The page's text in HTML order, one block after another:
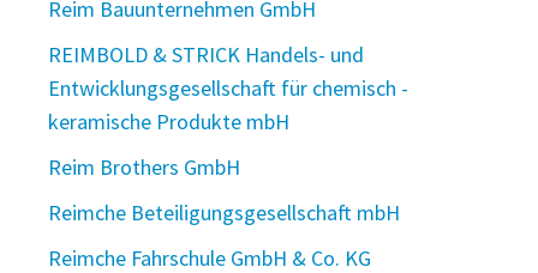
Reim Bauunternehmen GmbH
REIMBOLD & STRICK Handels- und
Entwicklungsgesellschaft für chemisch -
keramische Produkte mbH
Reim Brothers GmbH
Reimche Beteiligungsgesellschaft mbH
Reimche Fahrschule GmbH & Co. KG